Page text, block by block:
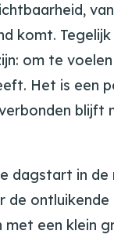
komt.
om te
Het is een
blijft
dagstart in de
ontluikende
met een klein